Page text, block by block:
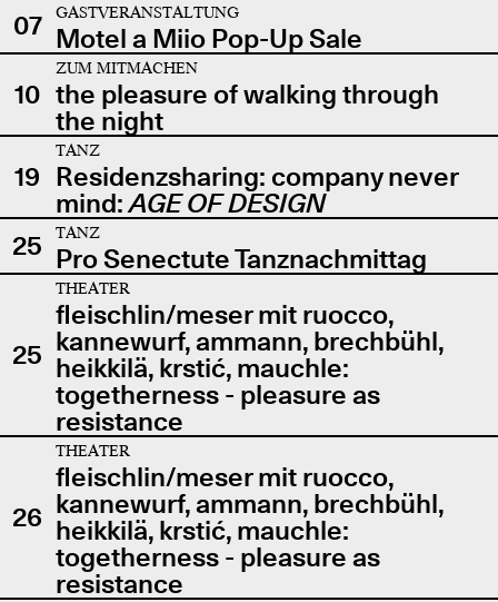
07
GASTVERANSTALTUNG
Motel a Miio Pop-Up Sale
10
ZUM MITMACHEN
the pleasure of walking through
the night
19
TANZ
Residenzsharing: company never
mind:AGE OF DESIGN
25
TANZ
Pro Senectute Tanznachmittag
25
THEATER
fleischlin/meser mit ruocco,
kannewurf, ammann, brechbühl,
heikkilä, krstić, mauchle:
togetherness - pleasure as
resistance
26
THEATER
fleischlin/meser mit ruocco,
kannewurf, ammann, brechbühl,
heikkilä, krstić, mauchle:
togetherness - pleasure as
resistance